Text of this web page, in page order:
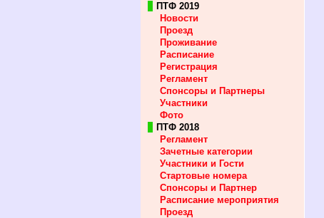
ПТФ 2019
Новости
Проезд
Проживание
Расписание
Регистрация
Регламент
Спонсоры и Партнеры
Участники
Фото
ПТФ 2018
Регламент
Зачетные категории
Участники и Гости
Стартовые номера
Спонсоры и Партнер
Расписание мероприятия
Проезд